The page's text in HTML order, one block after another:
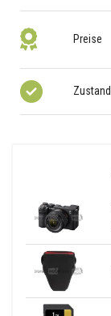
Preise
Zustand